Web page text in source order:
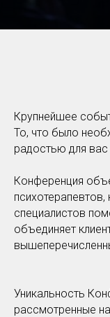
Крупнейшее
То, что было
радостью для вас
Конференция
психотерапевтов,
специалистов
объединяет
Уникальность
рассмотренные